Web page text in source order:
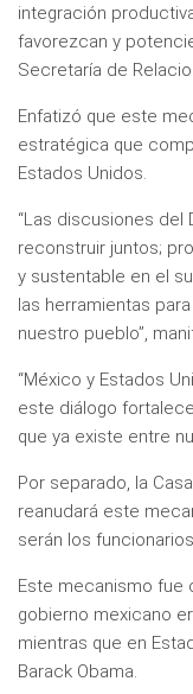
integración
favorezcan y
Secretaría de
Enfatizó que este
estratégica que
Estados Unidos.
“Las discusiones del
reconstruir juntos;
y sustentable en el
las herramientas
nuestro pueblo”,
“México y Estados
este diálogo
que ya existe entre
Por separado, la
reanudará este
serán los
Este mecanismo fue
gobierno mexicano
mientras que en
Barack Obama.